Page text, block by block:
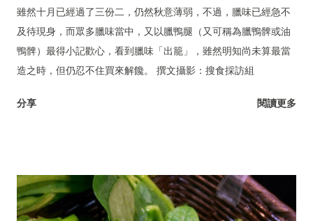
雖然十月已經過了三份二，仍然秋意薄弱，不過，臘味已經急不
及待現身，而眾多臘味當中，又以臘鴨腿（又可稱為臘鴨髀或油
鴨髀）最得小記歡心，看到臘味「出籠」，雖然明知尚未算最當
造之時，但仍忍不住買來解饞。 撰文攝影：搜食採訪組
分享 閱讀更多